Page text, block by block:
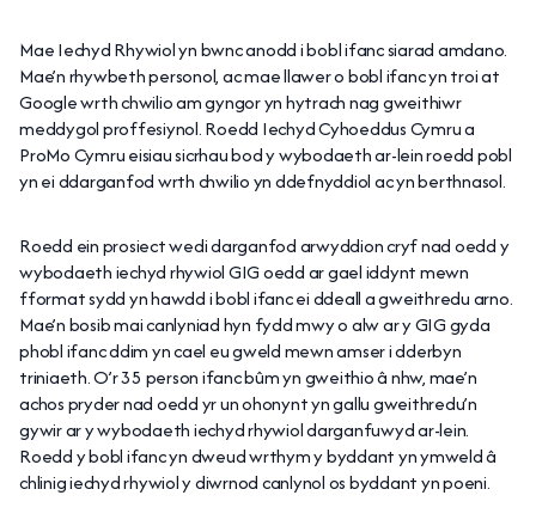
Mae Iechyd Rhywiol yn bwnc anodd i bobl ifanc siarad amdano.
Mae’n rhywbeth personol, ac mae llawer o bobl ifanc yn troi at
Google wrth chwilio am gyngor yn hytrach nag gweithiwr
meddygol proffesiynol. Roedd Iechyd Cyhoeddus Cymru a
ProMo Cymru eisiau sicrhau bod y wybodaeth ar-lein roedd pobl
yn ei ddarganfod wrth chwilio yn ddefnyddiol ac yn berthnasol.
Roedd ein prosiect wedi darganfod arwyddion cryf nad oedd y
wybodaeth iechyd rhywiol GIG oedd ar gael iddynt mewn
fformat sydd yn hawdd i bobl ifanc ei ddeall a gweithredu arno.
Mae’n bosib mai canlyniad hyn fydd mwy o alw ar y GIG gyda
phobl ifanc ddim yn cael eu gweld mewn amser i dderbyn
triniaeth. O’r 35 person ifanc bûm yn gweithio â nhw, mae’n
achos pryder nad oedd yr un ohonynt yn gallu gweithredu’n
gywir ar y wybodaeth iechyd rhywiol darganfuwyd ar-lein.
Roedd y bobl ifanc yn dweud wrthym y byddant yn ymweld â
chlinig iechyd rhywiol y diwrnod canlynol os byddant yn poeni.